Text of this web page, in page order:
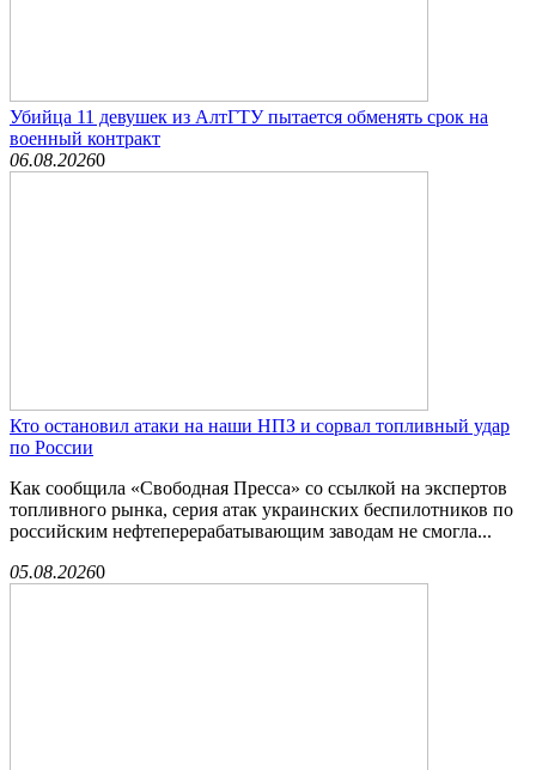
Убийца 11 девушек из АлтГТУ пытается обменять срок на
военный контракт
06.08.20260
Кто остановил атаки на наши НПЗ и сорвал топливный удар
по России
Как сообщила «Свободная Пресса» со ссылкой на экспертов
топливного рынка, серия атак украинских беспилотников по
российским нефтеперерабатывающим заводам не смогла...
05.08.20260